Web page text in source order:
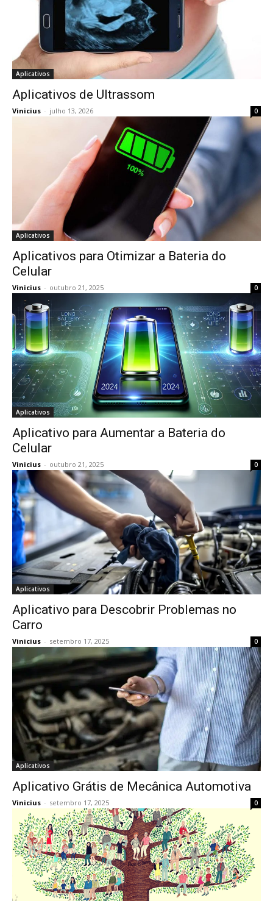
Aplicativos
Aplicativos de Ultrassom
Vinicius - julho 13, 2026 0
Aplicativos
Aplicativos para Otimizar a Bateria do
Celular
Vinicius - outubro 21, 2025 0
Aplicativos
Aplicativo para Aumentar a Bateria do
Celular
Vinicius - outubro 21, 2025 0
Aplicativos
Aplicativo para Descobrir Problemas no
Carro
Vinicius - setembro 17, 2025 0
Aplicativos
Aplicativo Grátis de Mecânica Automotiva
Vinicius - setembro 17, 2025 0